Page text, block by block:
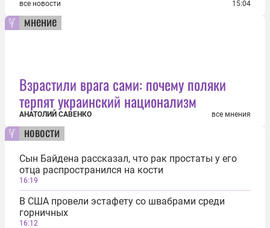
все новости 15:04
мнение
Взрастили врага сами: почему поляки
терпят украинский национализм
АНАТОЛИЙ САВЕНКО все мнения
новости
Сын Байдена рассказал, что рак простаты у его
отца распространился на кости
16:19
В США провели эстафету со швабрами среди
горничных
16:12